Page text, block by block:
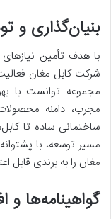
بنیان‌گذاری و
با هدف تأمین
شرکت کابل مغان
مجموعه توانست با
مجرب، دامنه
ساختمانی ساده تا
مسیر توسعه، با
مغان را به برندی قابل
گواهینامه‌ها و